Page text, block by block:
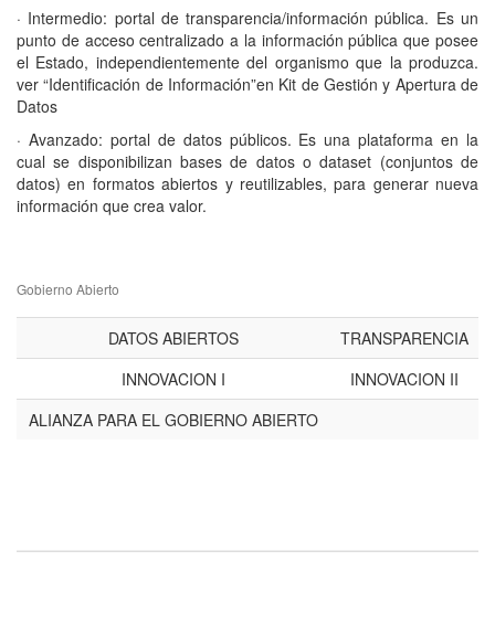
· Intermedio: portal de transparencia/información pública. Es un
punto de acceso centralizado a la información pública que posee
el Estado, independientemente del organismo que la produzca.
ver “Identificación de Información”en Kit de Gestión y Apertura de
Datos
· Avanzado: portal de datos públicos. Es una plataforma en la
cual se disponibilizan bases de datos o dataset (conjuntos de
datos) en formatos abiertos y reutilizables, para generar nueva
información que crea valor.
Gobierno Abierto
DATOS ABIERTOS
TRANSPARENCIA
INNOVACION I
INNOVACION II
ALIANZA PARA EL GOBIERNO ABIERTO